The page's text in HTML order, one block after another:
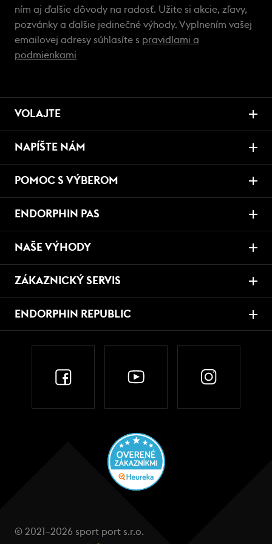
ním aj ďalšie dôvody na radosť. Užite si akcie, zľavy,
pozvánky a ďalšie jedinečné výhody. Vyplnením vašej
emailovej adresy súhlasíte s pravidlami a
podmienkami
VOLAJTE
NAPÍŠTE NÁM
POMOC S VÝBEROM
ENDORPHIN PAS
NAŠE VÝHODY
ZÁKAZNICKÝ SERVIS
ENDORPHIN REPUBLIC
© 2021–2026 sport port s.r.o.